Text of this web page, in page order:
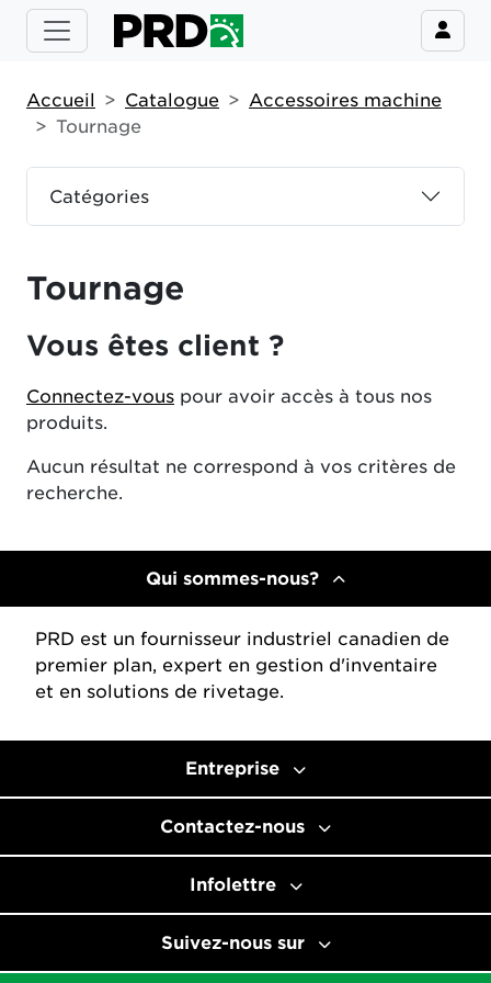
Catégories
Accueil Catalogue
Accessoires machine
Tournage
Tournage
Vous êtes client ?
Connectez-vous pour avoir accès à tous nos
produits.
Aucun résultat ne correspond à vos critères de
recherche.
Qui sommes-nous?
PRD est un fournisseur industriel canadien de
premier plan, expert en gestion d'inventaire
et en solutions de rivetage.
Entreprise
Contactez-nous
Infolettre
Suivez-nous sur